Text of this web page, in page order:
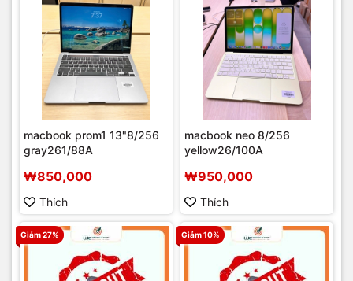
macbook prom1 13"8/256
gray261/88A
₩850,000
Thích
macbook neo 8/256
yellow26/100A
₩950,000
Thích
Giảm 27% Giảm 10%